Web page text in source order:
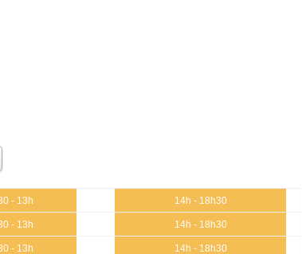
- 13h 14h - 18h30
- 13h 14h - 18h30
- 13h 14h - 18h30